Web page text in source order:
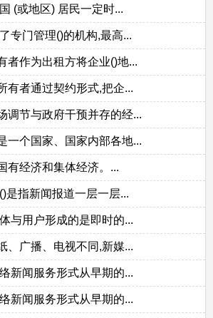
(或地区) 居民一定时...
专门管理()的机构,最高...
者作为出租方将企业()地...
有者通过契约形式,把企...
调节与政府干预并存的经...
一个国家、国家内部各地...
有经济和集体经济。...
是指新闻报道一层一层...
与用户形成的是即时的...
、广播、电视不同,新媒...
新闻服务形式从早期的...
新闻服务形式从早期的...